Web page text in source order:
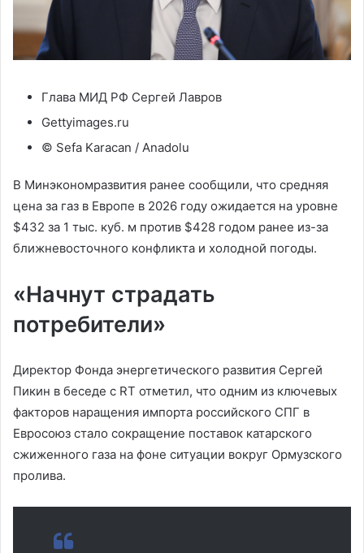
Глава МИД РФ Сергей Лавров
Gettyimages.ru
© Sefa Karacan / Anadolu
В Минэкономразвития ранее сообщили, что средняя
цена за газ в Европе в 2026 году ожидается на уровне
$432 за 1 тыс. куб. м против $428 годом ранее из-за
ближневосточного конфликта и холодной погоды.
«Начнут страдать
потребители»
Директор Фонда энергетического развития Сергей
Пикин в беседе с RT отметил, что одним из ключевых
факторов наращения импорта российского СПГ в
Евросоюз стало сокращение поставок катарского
сжиженного газа на фоне ситуации вокруг Ормузского
пролива.